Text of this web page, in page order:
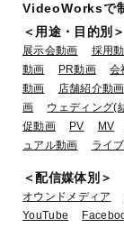
オロシー
VideoWorksで
＜用途・目的別＞
展示会動画 採用
動画
PR動画 会
動画
店舗紹介動画
画
ウェディング(
促動画
PV MV
ュアル動画
ライ
＜配信媒体別＞
オウンドメディア
YouTube